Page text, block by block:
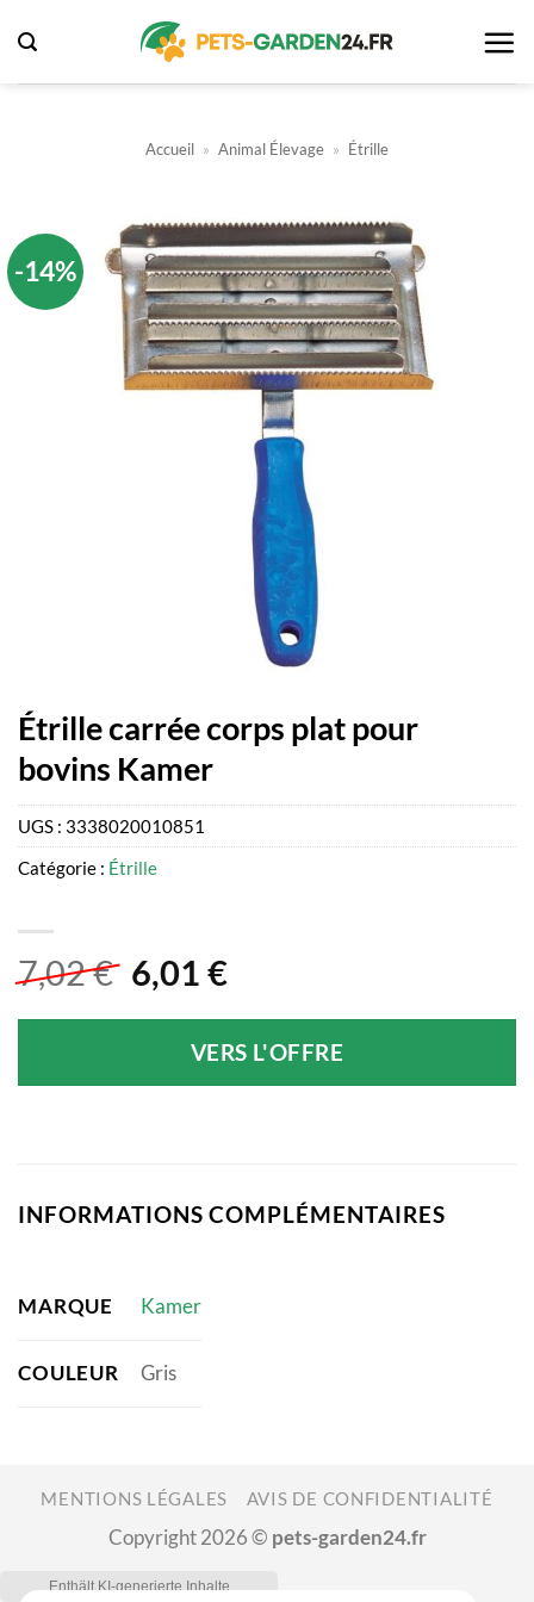
au
contenu
Accueil » Animal Élevage » Étrille
-14%
Étrille carrée corps plat pour
bovins Kamer
7,02€ Le
initial
était :
6,01 €Le
actuel
est :
VERS L'OFFRE
UGS : 3338020010851
Catégorie : Étrille
INFORMATIONS COMPLÉMENTAIRES
MARQUE Kamer
COULEUR Gris
MENTIONS LÉGALES AVIS DE CONFIDENTIALITÉ
Copyright 2026 © pets-garden24.fr